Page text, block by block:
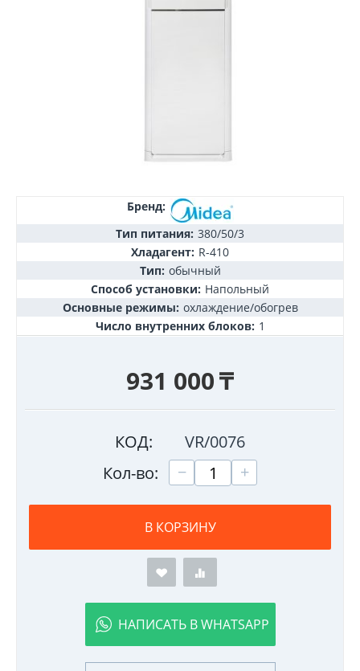
Бренд:
Тип питания: 380/50/3
Хладагент: R-410
Тип: обычный
Способ установки: Напольный
Основные режимы: охлаждение/обогрев
Число внутренних блоков: 1
931 000₸
КОД:
VR/0076
Кол-во:
+
−
В КОРЗИНУ
НАПИСАТЬ В WHATSAPP